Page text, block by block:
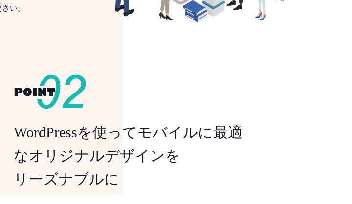
い。
WordPressを使ってモバイルに最適
なオリジナルデザインを
リーズナブルに